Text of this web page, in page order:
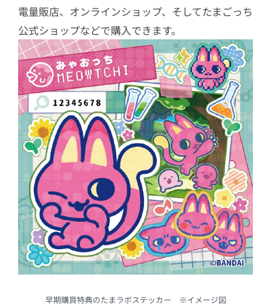
電量販店、オンラインショップ、そしてたまごっち
公式ショップなどで購入できます。
早期購買特典のたまラボステッカー ※イメージ図